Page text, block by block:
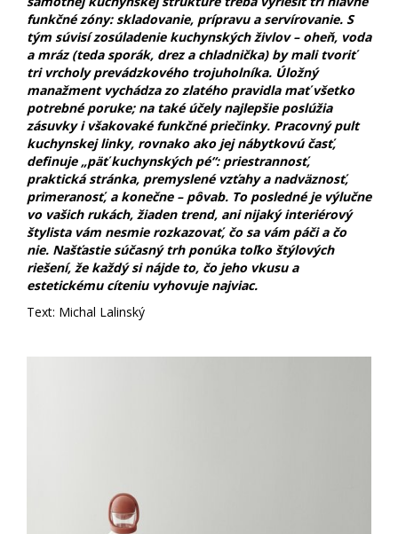
funkčné zóny: skladovanie, prípravu a servírovanie. S
tým súvisí zosúladenie kuchynských živlov – oheň, voda
a mráz (teda sporák, drez a chladnička) by mali tvoriť
tri vrcholy prevádzkového trojuholníka. Úložný
manažment vychádza zo zlatého pravidla mať všetko
potrebné poruke; na také účely najlepšie poslúžia
zásuvky i všakovaké funkčné priečinky. Pracovný pult
kuchynskej linky, rovnako ako jej nábytkovú časť,
definuje „päť kuchynských pé“: priestrannosť,
praktická stránka, premyslené vzťahy a nadväznosť,
primeranosť, a konečne – pôvab. To posledné je výlučne
vo vašich rukách, žiaden trend, ani nijaký interiérový
štylista vám nesmie rozkazovať, čo sa vám páči a čo
nie. Našťastie súčasný trh ponúka toľko štýlových
riešení, že každý si nájde to, čo jeho vkusu a
estetickému cíteniu vyhovuje najviac.
Text: Michal Lalinský